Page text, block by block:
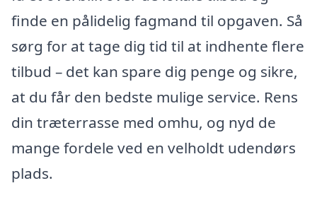
finde en pålidelig fagmand til opgaven. Så
sørg for at tage dig tid til at indhente flere
tilbud – det kan spare dig penge og sikre,
at du får den bedste mulige service. Rens
din træterrasse med omhu, og nyd de
mange fordele ved en velholdt udendørs
plads.